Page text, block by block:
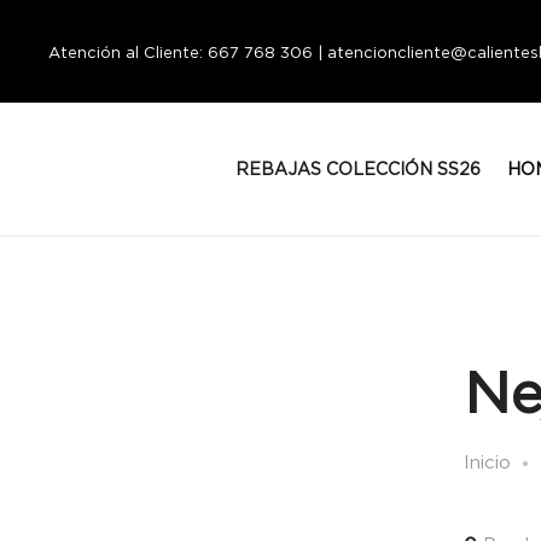
Atención al Cliente: 667 768 306 |
REBAJAS COLECCIÓN SS26
Inicio